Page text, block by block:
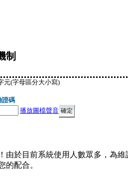
制
元(字母區分大小寫)
證碼
播放圖檔聲音
由於目前系統使用人數眾多，為
的配合。